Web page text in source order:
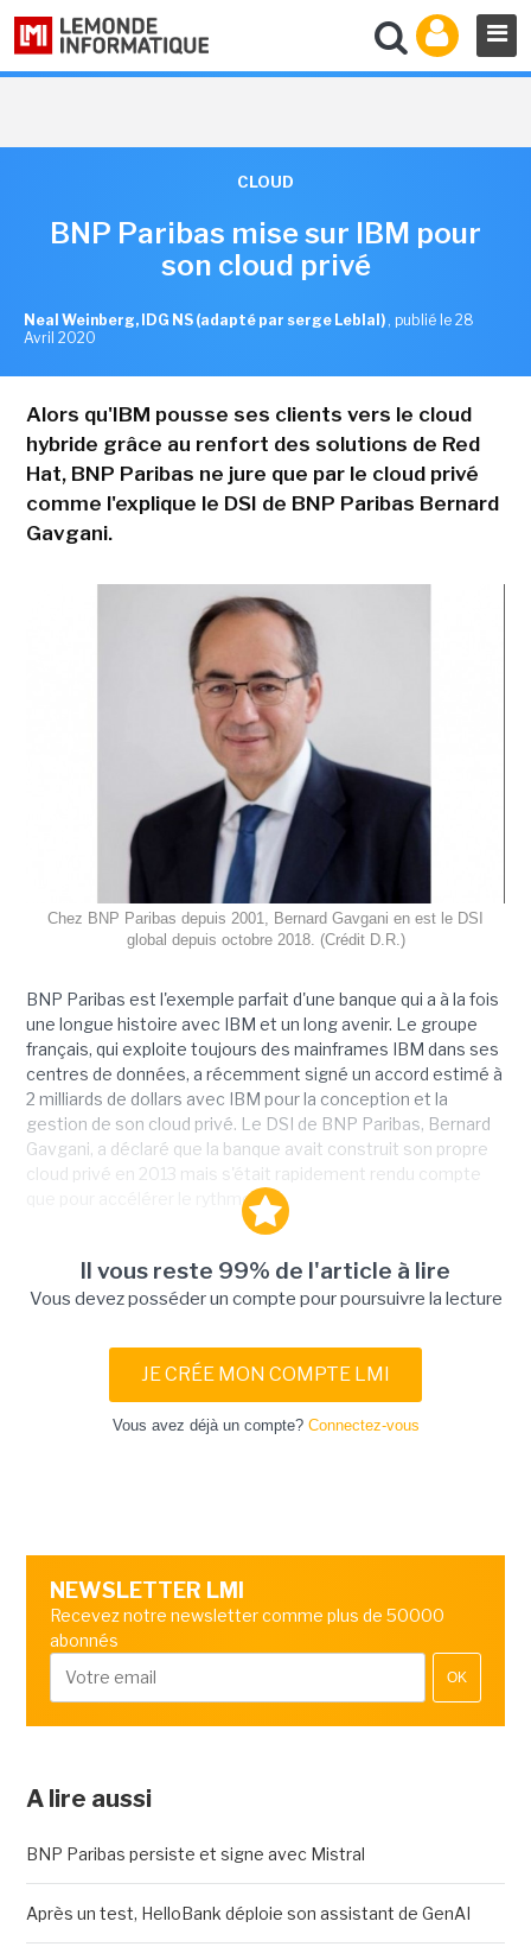
CLOUD
BNP Paribas mise sur IBM pour
son cloud privé
Neal Weinberg, IDG NS (adapté par serge Leblal) , publié le 28
Avril 2020
Alors qu'IBM pousse ses clients vers le cloud
hybride grâce au renfort des solutions de Red
Hat, BNP Paribas ne jure que par le cloud privé
comme l'explique le DSI de BNP Paribas Bernard
Gavgani.
Chez BNP Paribas depuis 2001, Bernard Gavgani en est le DSI
global depuis octobre 2018. (Crédit D.R.)
BNP Paribas est l'exemple parfait d'une banque qui a à la fois
une longue histoire avec IBM et un long avenir. Le groupe
français, qui exploite toujours des mainframes IBM dans ses
centres de données, a récemment signé un accord estimé à
2 milliards de dollars avec IBM pour la conception et la
gestion de son cloud privé. Le DSI de BNP Paribas, Bernard
Gavgani, a déclaré que la banque avait construit son propre
cloud privé en 2013 mais s'était rapidement rendu compte
que pour accélérer le rythme...
Il vous reste 99% de l'article à lire
Vous devez posséder un compte pour poursuivre la lecture
JE CRÉE MON COMPTE LMI
Vous avez déjà un compte? Connectez-vous
NEWSLETTER LMI
Recevez notre newsletter comme plus de 50000
abonnés
OK
A lire aussi
BNP Paribas persiste et signe avec Mistral
Après un test, HelloBank déploie son assistant de GenAI